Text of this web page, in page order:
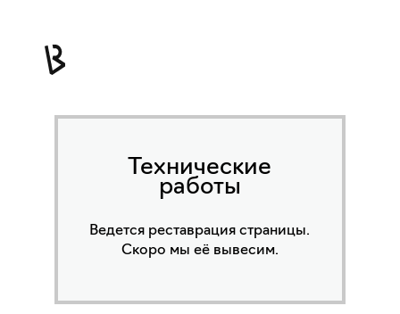
Технические
работы
Ведется реставрация страницы.
Скоро мы её вывесим.